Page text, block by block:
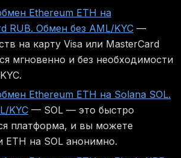
Ethereum ETH на
RUB. Обмен без AML/KYC —
на карту Visa или MasterCard
мгновенно и без необходимости
Ethereum ETH на Solana SOL.
KYC — SOL — это быстро
платформа, и вы можете
ETH на SOL анонимно.